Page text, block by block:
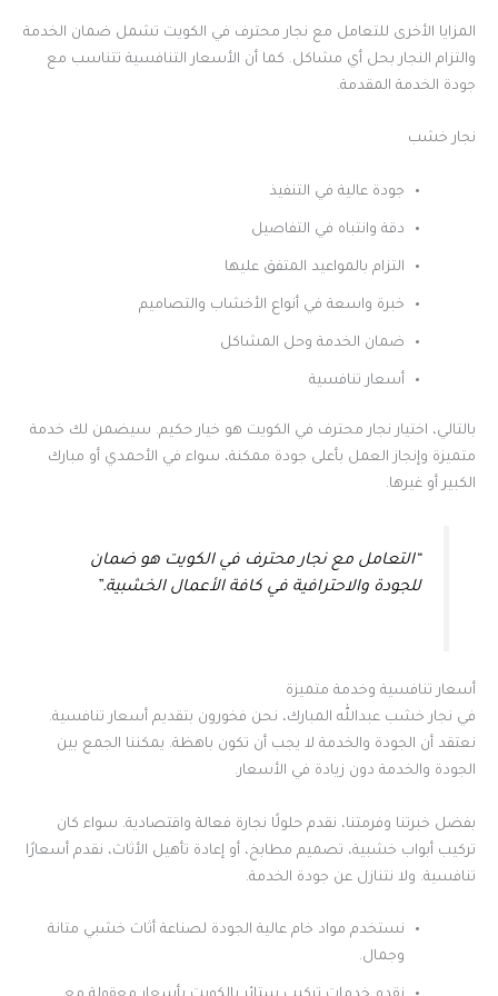
المزايا الأخرى للتعامل مع نجار محترف في الكويت تشمل ضمان الخدمة
والتزام النجار بحل أي مشاكل. كما أن الأسعار التنافسية تتناسب مع
جودة الخدمة المقدمة.
نجار خشب
جودة عالية في التنفيذ
دقة وانتباه في التفاصيل
التزام بالمواعيد المتفق عليها
خبرة واسعة في أنواع الأخشاب والتصاميم
ضمان الخدمة وحل المشاكل
أسعار تنافسية
بالتالي، اختيار نجار محترف في الكويت هو خيار حكيم. سيضمن لك خدمة
متميزة وإنجاز العمل بأعلى جودة ممكنة، سواء في الأحمدي أو مبارك
الكبير أو غيرها.
“التعامل مع نجار محترف في الكويت هو ضمان
للجودة والاحترافية في كافة الأعمال الخشبية.”
أسعار تنافسية وخدمة متميزة
في نجار خشب عبدالله المبارك، نحن فخورون بتقديم أسعار تنافسية.
نعتقد أن الجودة والخدمة لا يجب أن تكون باهظة. يمكننا الجمع بين
الجودة والخدمة دون زيادة في الأسعار.
بفضل خبرتنا وفرمتنا، نقدم حلولًا نجارة فعالة واقتصادية. سواء كان
تركيب أبواب خشبية، تصميم مطابخ، أو إعادة تأهيل الأثاث، نقدم أسعارًا
تنافسية. ولا نتنازل عن جودة الخدمة.
نستخدم مواد خام عالية الجودة لصناعة أثاث خشبي متانة
وجمال.